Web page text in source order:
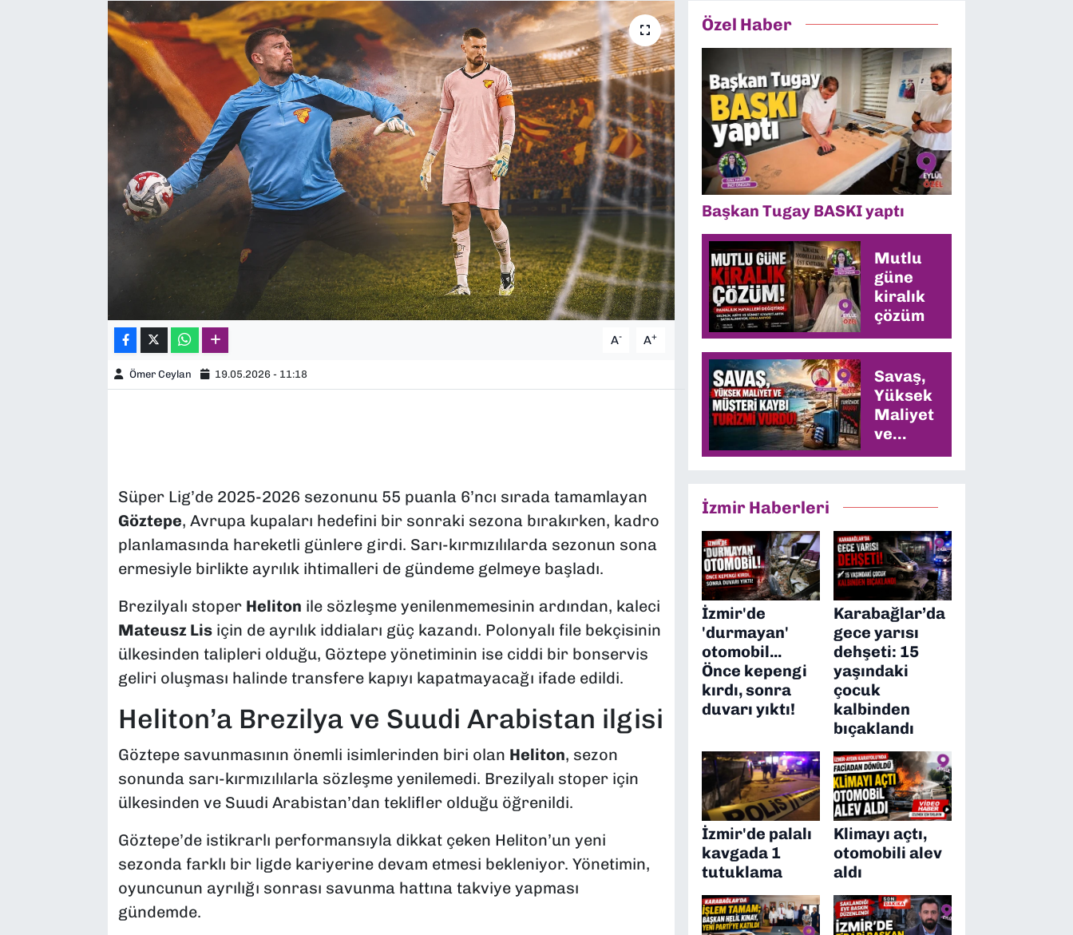
A- A+
Ömer Ceylan 19.05.2026 - 11:18
Süper Lig’de 2025-2026 sezonunu 55 puanla 6’ncı sırada tamamlayan
Göztepe, Avrupa kupaları hedefini bir sonraki sezona bırakırken, kadro
planlamasında hareketli günlere girdi. Sarı-kırmızılılarda sezonun sona
ermesiyle birlikte ayrılık ihtimalleri de gündeme gelmeye başladı.
Brezilyalı stoper Heliton ile sözleşme yenilenmemesinin ardından, kaleci
Mateusz Lisiçin de ayrılık iddiaları güç kazandı. Polonyalı file bekçisinin
ülkesinden talipleri olduğu, Göztepe yönetiminin ise ciddi bir bonservis
geliri oluşması halinde transfere kapıyı kapatmayacağı ifade edildi.
Heliton’a Brezilya ve Suudi Arabistan ilgisi
Göztepe savunmasının önemli isimlerinden biri olan Heliton, sezon
sonunda sarı-kırmızılılarla sözleşme yenilemedi. Brezilyalı stoper için
ülkesinden ve Suudi Arabistan’dan teklifler olduğu öğrenildi.
Göztepe’de istikrarlı performansıyla dikkat çeken Heliton’un yeni
sezonda farklı bir ligde kariyerine devam etmesi bekleniyor. Yönetimin,
oyuncunun ayrılığı sonrası savunma hattına takviye yapması
gündemde.
Özel Haber
Başkan Tugay BASKI yaptı
Mutlu
güne
kiralık
çözüm
Savaş,
Yüksek
Maliyet
ve
Müşteri
Vurdu
İzmir Haberleri
İzmir'de
'durmayan'
otomobil...
Önce kepengi
kırdı, sonra
duvarı yıktı!
Karabağlar’da
gece yarısı
dehşeti: 15
yaşındaki
çocuk
kalbinden
bıçaklandı
İzmir'de palalı
kavgada 1
tutuklama
Klimayı açtı,
otomobili alev
aldı
YEREL YÖNETİMLER